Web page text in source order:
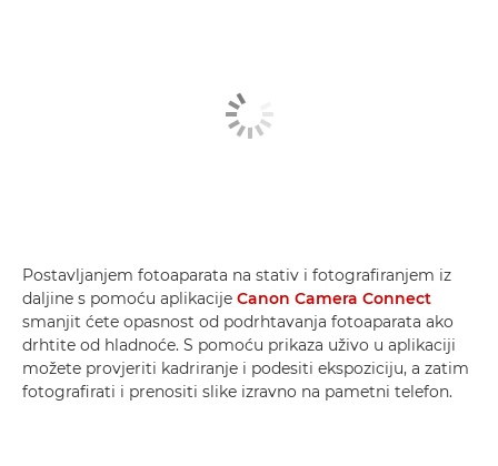
Postavljanjem fotoaparata na stativ i fotografiranjem iz
daljine s pomoću aplikacije Canon Camera Connect
smanjit ćete opasnost od podrhtavanja fotoaparata ako
drhtite od hladnoće. S pomoću prikaza uživo u aplikaciji
možete provjeriti kadriranje i podesiti ekspoziciju, a zatim
fotografirati i prenositi slike izravno na pametni telefon.